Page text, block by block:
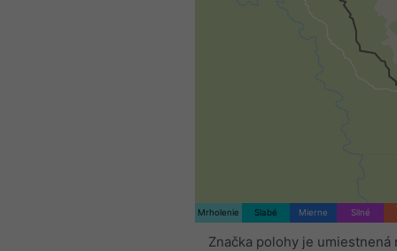
Mrholenie Slabé Mierne Silné
Značka polohy je umiestnená